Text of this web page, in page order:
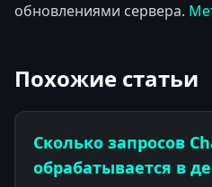
обновлениями сервера.
Похожие статьи
Сколько запросов
обрабатывается в